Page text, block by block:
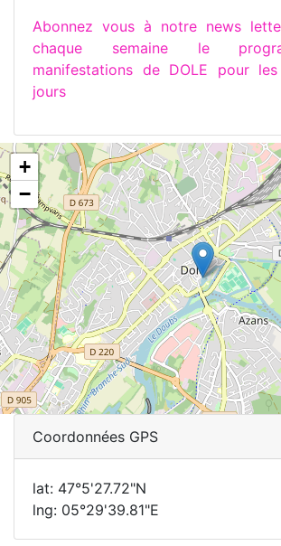
Abonnez vous à notre news
chaque semaine le
manifestations de DOLE pour
jours
+
−
Coordonnées GPS
lat: 47°5'27.72"N
lng: 05°29'39.81"E